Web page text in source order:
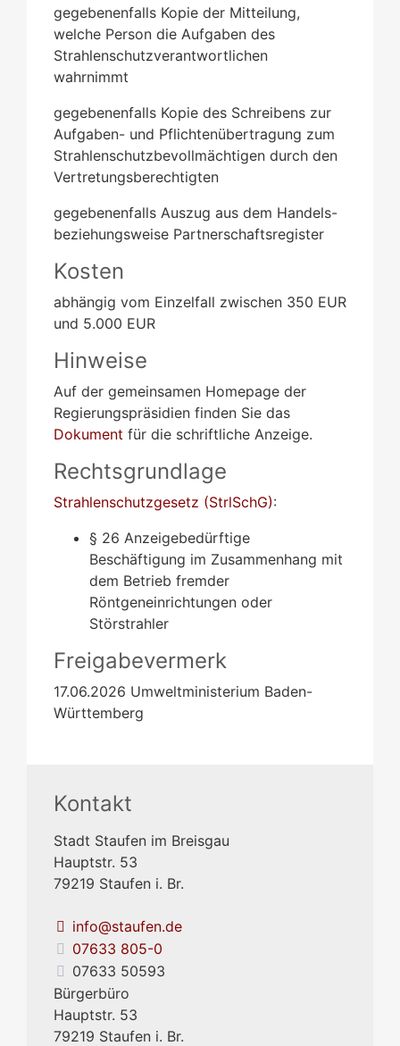
gegebenenfalls Kopie der Mitteilung,
welche Person die Aufgaben des
Strahlenschutzverantwortlichen
wahrnimmt
gegebenenfalls Kopie des Schreibens zur
Aufgaben- und Pflichtenübertragung zum
Strahlenschutzbevollmächtigen durch den
Vertretungsberechtigten
gegebenenfalls Auszug aus dem Handels-
beziehungsweise Partnerschaftsregister
Kosten
abhängig vom Einzelfall zwischen 350 EUR
und 5.000 EUR
Hinweise
Auf der gemeinsamen Homepage der
Regierungspräsidien finden Sie das
Dokument für die schriftliche Anzeige.
Rechtsgrundlage
Strahlenschutzgesetz (StrlSchG):
§ 26 Anzeigebedürftige
Beschäftigung im Zusammenhang mit
dem Betrieb fremder
Röntgeneinrichtungen oder
Störstrahler
Freigabevermerk
17.06.2026 Umweltministerium Baden-
Württemberg
Kontakt
Stadt Staufen im Breisgau
Hauptstr. 53
79219 Staufen i. Br.
info@staufen.de
07633 805-0
07633 50593
Bürgerbüro
Hauptstr. 53
79219 Staufen i. Br.